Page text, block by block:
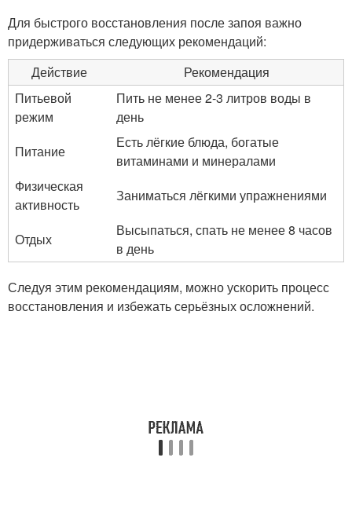
Для быстрого восстановления после запоя важно
придерживаться следующих рекомендаций:
Действие
Рекомендация
Питьевой
режим
Пить не менее 2-3 литров воды в
день
Питание
Есть лёгкие блюда, богатые
витаминами и минералами
Физическая
активность
Заниматься лёгкими упражнениями
Отдых
Высыпаться, спать не менее 8 часов
в день
Следуя этим рекомендациям, можно ускорить процесс
восстановления и избежать серьёзных осложнений.